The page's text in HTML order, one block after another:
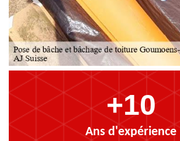
+10
Ans d'expérience